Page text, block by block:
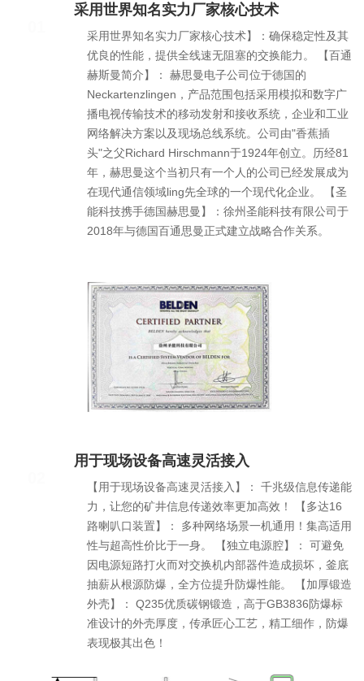
采用世界知名实力厂家核心技术
采用世界知名实力厂家核心技术】：确保稳定性及其
优良的性能，提供全线速无阻塞的交换能力。 【百通
赫斯曼简介】： 赫思曼电子公司位于德国的
Neckartenzlingen，产品范围包括采用模拟和数字广
播电视传输技术的移动发射和接收系统，企业和工业
网络解决方案以及现场总线系统。公司由"香蕉插
头"之父Richard Hirschmann于1924年创立。历经81
年，赫思曼这个当初只有一个人的公司已经发展成为
在现代通信领域ling先全球的一个现代化企业。 【圣
能科技携手德国赫思曼】：徐州圣能科技有限公司于
2018年与德国百通思曼正式建立战略合作关系。
用于现场设备高速灵活接入
【用于现场设备高速灵活接入】： 千兆级信息传递能
力，让您的矿井信息传递效率更加高效！ 【多达16
路喇叭口装置】： 多种网络场景一机通用！集高适用
性与超高性价比于一身。 【独立电源腔】： 可避免
因电源短路打火而对交换机内部器件造成损坏，釜底
抽薪从根源防爆，全方位提升防爆性能。 【加厚锻造
外壳】： Q235优质碳钢锻造，高于GB3836防爆标
准设计的外壳厚度，传承匠心工艺，精工细作，防爆
表现极其出色！